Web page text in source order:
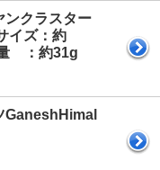
ンクラスター
イズ：約
：約31g
GaneshHimal